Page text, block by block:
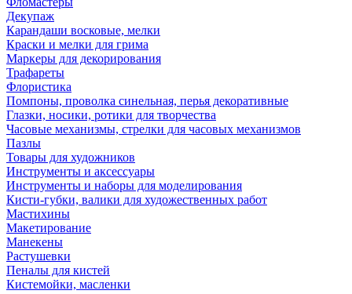
Декупаж
Карандаши восковые, мелки
Краски и мелки для грима
Маркеры для декорирования
Трафареты
Флористика
Помпоны, проволка синельная, перья декоративные
Глазки, носики, ротики для творчества
Часовые механизмы, стрелки для часовых механизмов
Пазлы
Товары для художников
Инструменты и аксессуары
Инструменты и наборы для моделирования
Кисти-губки, валики для художественных работ
Мастихины
Макетирование
Манекены
Растушевки
Пеналы для кистей
Кистемойки, масленки